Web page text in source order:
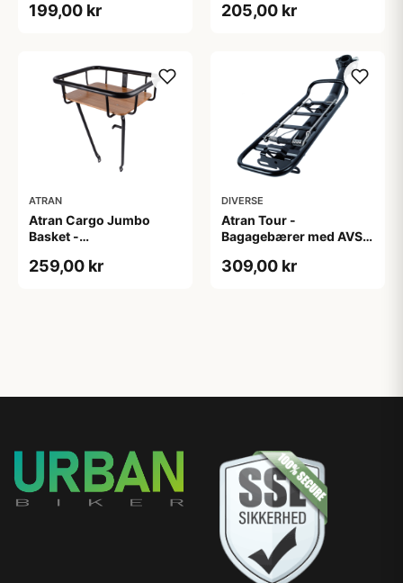
199,00 kr 205,00 kr
ATRAN
Atran Cargo Jumbo
Basket -
træbund - Sort
259,00 kr
DIVERSE
Atran Tour -
Bagagebærer med AVS -
309,00 kr